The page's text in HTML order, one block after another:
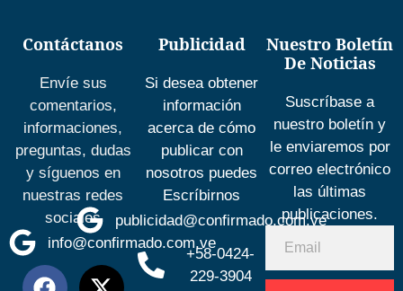
Contáctanos
Envíe sus
comentarios,
informaciones,
preguntas, dudas
y síguenos en
nuestras redes
sociales
info@confirmado.com.ve
Publicidad
Si desea obtener
información
acerca de cómo
publicar con
nosotros puedes
Escríbirnos
publicidad@confirmado.com.ve
+58-0424-
229-3904
Nuestro Boletín
De Noticias
Suscríbase a
nuestro boletín y
le enviaremos por
correo electrónico
las últimas
publicaciones.